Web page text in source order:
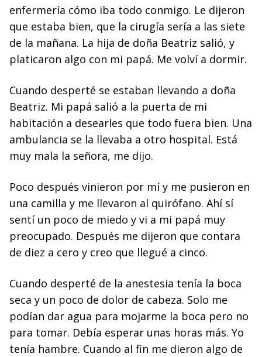
enfermería cómo iba todo conmigo. Le dijeron
que estaba bien, que la cirugía sería a las siete
de la mañana. La hija de doña Beatriz salió, y
platicaron algo con mi papá. Me volví a dormir.
Cuando desperté se estaban llevando a doña
Beatriz. Mi papá salió a la puerta de mi
habitación a desearles que todo fuera bien. Una
ambulancia se la llevaba a otro hospital. Está
muy mala la señora, me dijo.
Poco después vinieron por mí y me pusieron en
una camilla y me llevaron al quirófano. Ahí sí
sentí un poco de miedo y vi a mi papá muy
preocupado. Después me dijeron que contara
de diez a cero y creo que llegué a cinco.
Cuando desperté de la anestesia tenía la boca
seca y un poco de dolor de cabeza. Solo me
podían dar agua para mojarme la boca pero no
para tomar. Debía esperar unas horas más. Yo
tenía hambre. Cuando al fin me dieron algo de